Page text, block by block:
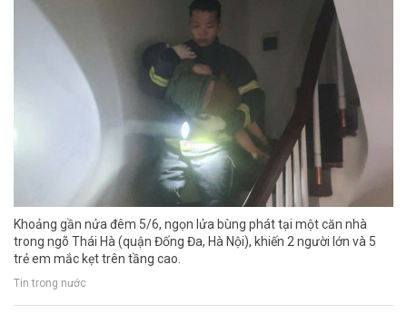
Khoảng gần nửa đêm 5/6, ngọn lửa bùng phát tại một căn nhà
trong ngõ Thái Hà (quận Đống Đa, Hà Nội), khiến 2 người lớn và 5
trẻ em mắc kẹt trên tầng cao.
Tin trong nước